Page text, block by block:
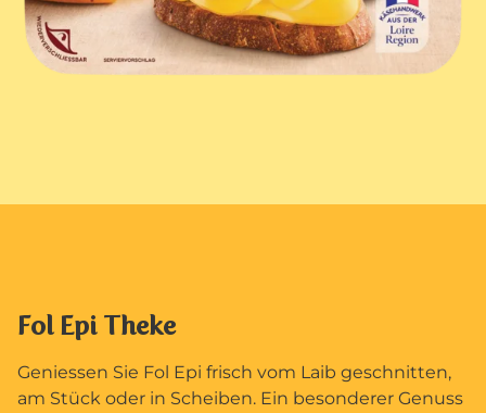
Fol Epi Theke
Geniessen Sie Fol Epi frisch vom Laib geschnitten,
am Stück oder in Scheiben. Ein besonderer Genuss